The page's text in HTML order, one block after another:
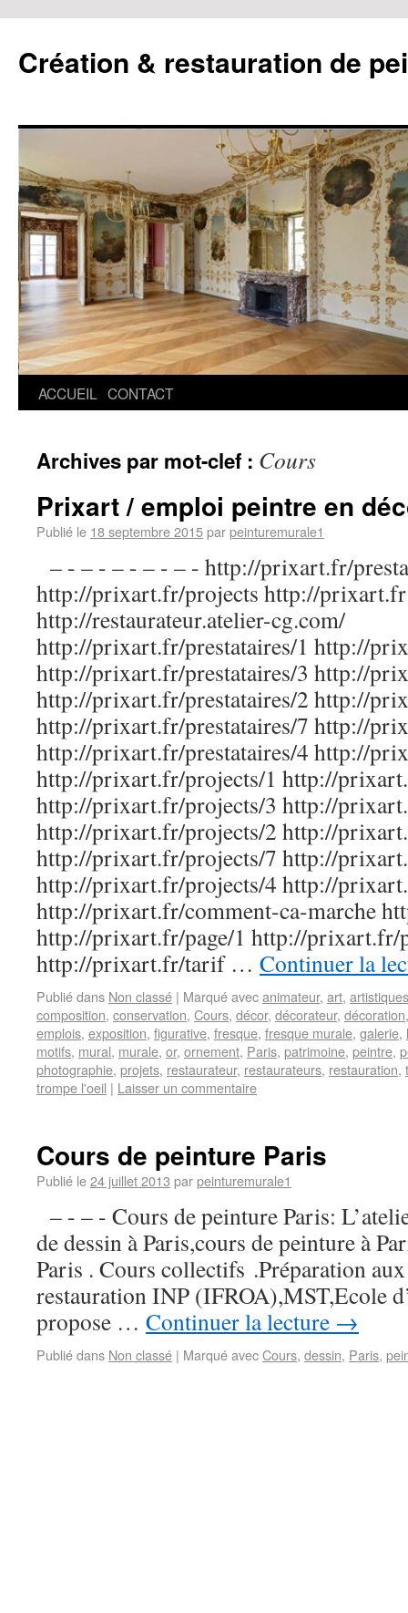
Création & restauration de
ACCUEIL CONTACT
Archives par mot-clef : Cours
Prixart / emploi peintre en
Publié le 18 septembre 2015parpeinturemurale1
– - – - – - – - – - http://prixart.fr/
http://prixart.fr/projects http://prixart.fr
http://restaurateur.atelier-cg.com/
http://prixart.fr/prestataires/1 http://
http://prixart.fr/prestataires/3 http://
http://prixart.fr/prestataires/2 http://
http://prixart.fr/prestataires/7 http://
http://prixart.fr/prestataires/4 http://
http://prixart.fr/projects/1 http://
http://prixart.fr/projects/3 http://
http://prixart.fr/projects/2 http://
http://prixart.fr/projects/7 http://
http://prixart.fr/projects/4 http://
http://prixart.fr/comment-ca-marche
http://prixart.fr/page/1 http://prixart.fr/
http://prixart.fr/tarif … Continuer la
Publié dans Non classé | Marqué avecanimateur, art, artistiques
composition, conservation, Cours, décor, décorateur, décoration
emplois, exposition, figurative, fresque, fresque murale, galerie,
motifs, mural, murale, or, ornement, Paris, patrimoine, peintre,
photographie, projets, restaurateur, restaurateurs, restauration,
trompe l'oeil | Laisser un commentaire
Cours de peinture Paris
Publié le24 juillet 2013 parpeinturemurale1
– - – - Cours de peinture Paris:
de dessin à Paris,cours de peinture à
Paris . Cours collectifs .Préparation aux
restauration INP (IFROA),MST,Ecole
propose … Continuer la lecture →
Publié dans Non classé | Marqué avecCours, dessin, Paris,